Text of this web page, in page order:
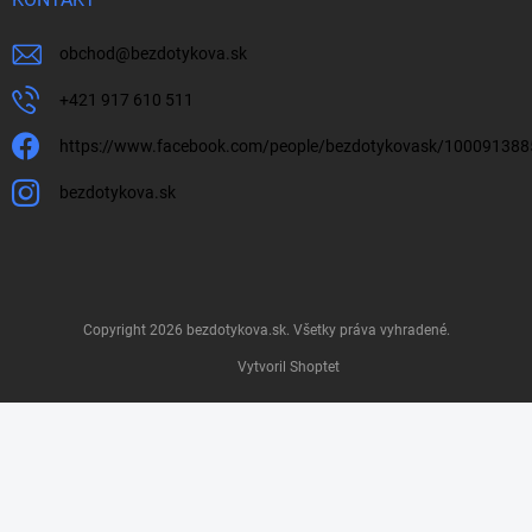
obchod @bezdotykova.sk
+421 917 610 511
https://www.facebook.com/people/bezdotykovask/
bezdotykova.sk
Vytvoril Shoptet
Copyright 2026 bezdotykova.sk. Všetky práva vyhradené.